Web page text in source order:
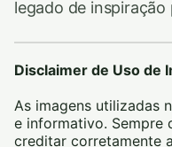
legado de
Disclaimer de Uso de
As imagens utilizadas
e informativo. Sempre
creditar corretamente